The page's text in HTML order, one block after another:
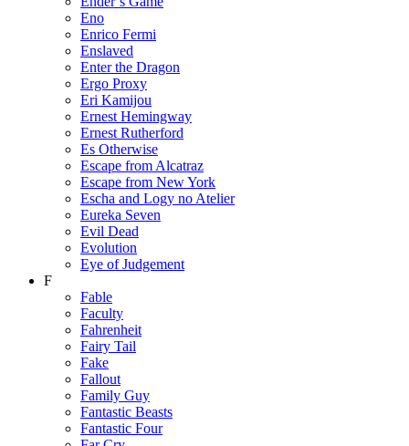
Eno
Enrico Fermi
Enslaved
Enter the Dragon
Ergo Proxy
Eri Kamijou
Ernest Hemingway
Ernest Rutherford
Es Otherwise
Escape from Alcatraz
Escape from New York
Escha and Logy no Atelier
Eureka Seven
Evil Dead
Evolution
Eye of Judgement
F
Fable
Faculty
Fahrenheit
Fairy Tail
Fake
Fallout
Family Guy
Fantastic Beasts
Fantastic Four